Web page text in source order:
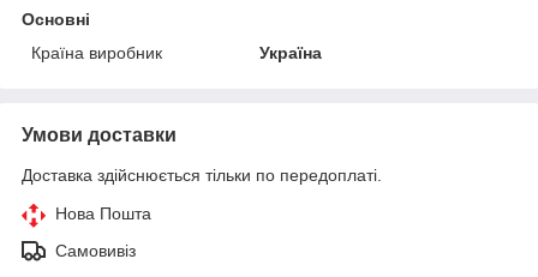
Основні
Країна виробник
Україна
Умови доставки
Доставка здійснюється тільки по передоплаті.
Нова Пошта
Самовивіз